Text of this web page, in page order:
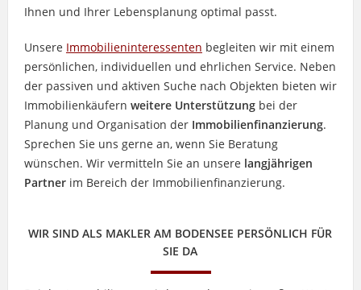
Ihnen und Ihrer Lebensplanung optimal passt.
Unsere Immobilieninteressenten begleiten wir mit einem
persönlichen, individuellen und ehrlichen Service. Neben
der passiven und aktiven Suche nach Objekten bieten wir
Immobilienkäufern weitere Unterstützungbei der
Planung und Organisation der Immobilienfinanzierung.
Sprechen Sie uns gerne an, wenn Sie Beratung
wünschen. Wir vermitteln Sie an unsere langjährigen
Partnerim Bereich der Immobilienfinanzierung.
WIR SIND ALS MAKLER AM BODENSEE PERSÖNLICH FÜR
SIE DA